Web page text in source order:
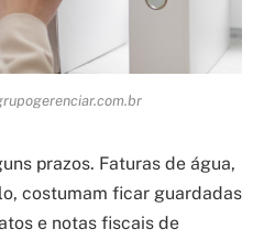
prazos. Faturas de água,
costumam ficar guardadas
e notas fiscais de